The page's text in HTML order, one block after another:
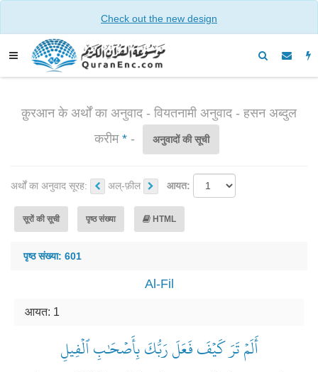
Check out the new design
क़ुरआन के अर्थों का अनुवाद - वियतनामी अनुवाद - हसन अब्दुल
करीम* - अनुवादों की सूची
अर्थों का अनुवाद सूरह: अल्-फ़ील आयत:
सूरों की सूची पृष्ठ संख्या HTML
पृष्ठ संख्या: 601
Al-Fil
आयत: 1
أَلَمۡ تَرَ كَيۡفَ فَعَلَ رَبُّكَ بِأَصۡحَٰبِ ٱلۡفِيلِ